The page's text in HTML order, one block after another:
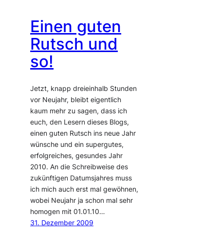
Einen guten
Rutsch und
so!
Jetzt, knapp dreieinhalb Stunden
vor Neujahr, bleibt eigentlich
kaum mehr zu sagen, dass ich
euch, den Lesern dieses Blogs,
einen guten Rutsch ins neue Jahr
wünsche und ein supergutes,
erfolgreiches, gesundes Jahr
2010. An die Schreibweise des
zukünftigen Datumsjahres muss
ich mich auch erst mal gewöhnen,
wobei Neujahr ja schon mal sehr
homogen mit 01.01.10…
31. Dezember 2009